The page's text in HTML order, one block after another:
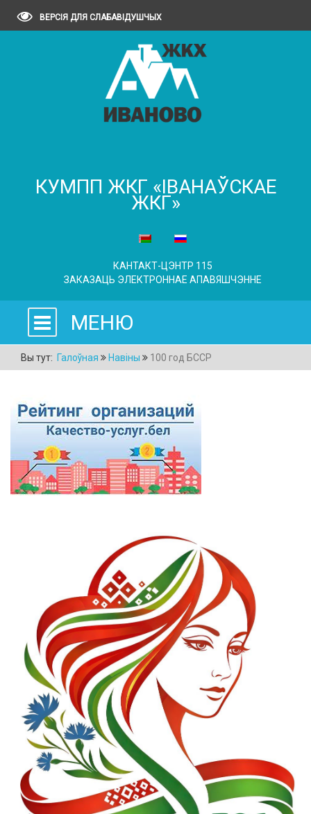
ВЕРСІЯ ДЛЯ СЛАБАВІДУШЧЫХ
КУМПП ЖКГ «ІВАНАЎСКАЕ
ЖКГ»
КАНТАКТ-ЦЭНТР 115
ЗАКАЗАЦЬ ЭЛЕКТРОННАЕ АПАВЯШЧЭННЕ
МЕНЮ
Вы тут: Галоўная Навіны 100 год БССР